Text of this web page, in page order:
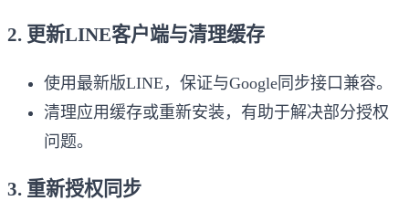
2. 更新LINE客户端与清理缓存
使用最新版LINE，保证与Google同步接口兼容。
清理应用缓存或重新安装，有助于解决部分授权
问题。
3. 重新授权同步